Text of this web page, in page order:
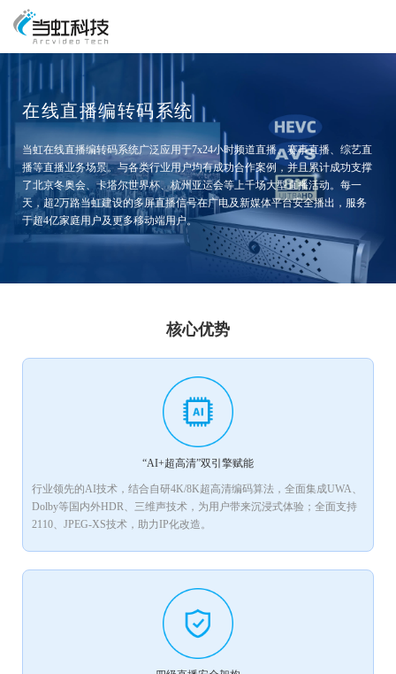
在线直播编转码系统
当虹在线直播编转码系统广泛应用于7x24小时频道直播、赛事直播、综艺直
播等直播业务场景。与各类行业用户均有成功合作案例，并且累计成功支撑
了北京冬奥会、卡塔尔世界杯、杭州亚运会等上千场大型直播活动。每一
天，超2万路当虹建设的多屏直播信号在广电及新媒体平台安全播出，服务
于超4亿家庭用户及更多移动端用户。
核心优势
“AI+超高清”双引擎赋能
行业领先的AI技术，结合自研4K/8K超高清编码算法，全面集成UWA、
Dolby等国内外HDR、三维声技术，为用户带来沉浸式体验；全面支持
2110、JPEG-XS技术，助力IP化改造。